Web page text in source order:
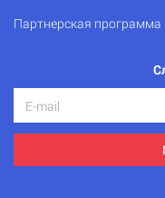
Партнерская программа